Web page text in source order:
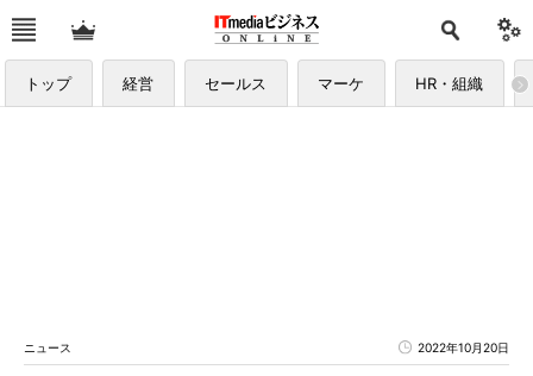
トップ 経営 セールス マーケ HR・組織
ニュース 2022年10月20日